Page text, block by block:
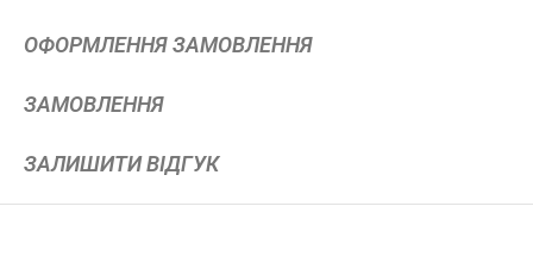
ОФОРМЛЕННЯ ЗАМОВЛЕННЯ
ЗАМОВЛЕННЯ
ЗАЛИШИТИ ВІДГУК